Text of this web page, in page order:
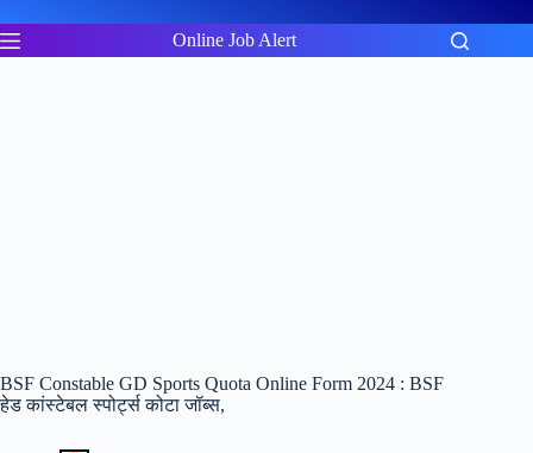
to
content
Online Job Alert
BSF Constable GD Sports Quota Online Form 2024 : BSF
हेड कांस्टेबल स्पोर्ट्स कोटा जॉब्स,